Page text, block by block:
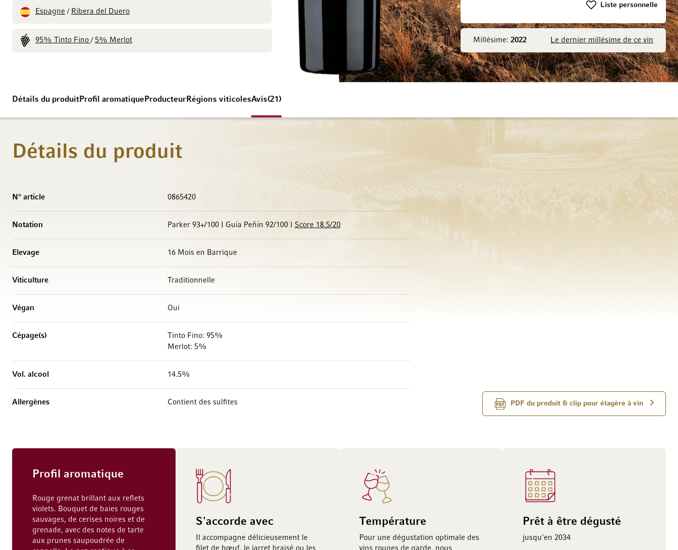
Espagne / Ribera del Duero
95% Tinto Fino/ 5% Merlot Millésime: 2022 Le dernier millésime de ce vin
Liste personnelle
Détails du produitProfil aromatique ProducteurRégions viticolesAvis 21
Détails du produit
PDF du produit & clip pour étagère à vin
N° article 0865420
Notation Parker 93+/100 | Guía Peñín 92/100 | Score 18.5/20
Elevage 16 Mois en Barrique
Viticulture Traditionnelle
Végan Oui
Cépage(s)
Tinto Fino: 95%
Merlot: 5%
Vol. alcool 14.5%
Allergènes Contient des sulfites
Profil aromatique
Rouge grenat brillant aux reflets
violets. Bouquet de baies rouges
sauvages, de cerises noires et de
grenade, avec des notes de tarte
aux prunes saupoudrée de
S'accorde avec
Il accompagne délicieusement le
filet de bœuf, le jarret braisé ou les
Température
Pour une dégustation optimale des
vins rouges de garde, nous
Prêt à être dégusté
jusqu'en 2034